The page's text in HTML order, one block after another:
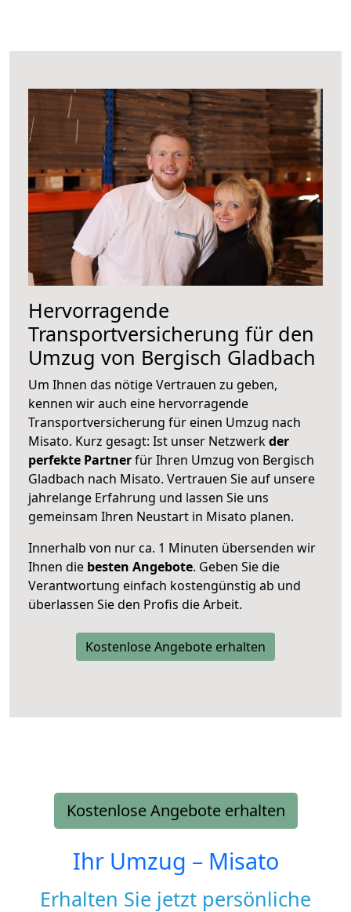
Hervorragende
Transportversicherung für den
Umzug von Bergisch Gladbach
Um Ihnen das nötige Vertrauen zu geben,
kennen wir auch eine hervorragende
Transportversicherung für einen Umzug nach
Misato. Kurz gesagt: Ist unser Netzwerkder
perfekte Partnerfür Ihren Umzug von Bergisch
Gladbach nach Misato. Vertrauen Sie auf unsere
jahrelange Erfahrung und lassen Sie uns
gemeinsam Ihren Neustart in Misato planen.
Innerhalb von nur ca. 1 Minuten übersenden wir
Ihnen die besten Angebote. Geben Sie die
Verantwortung einfach kostengünstig ab und
überlassen Sie den Profis die Arbeit.
Kostenlose Angebote erhalten
Kostenlose Angebote erhalten
Ihr Umzug – Misato
Erhalten Sie jetzt persönliche